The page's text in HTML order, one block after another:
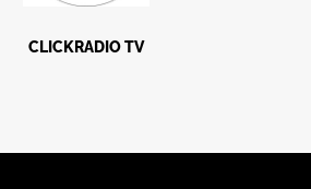
CLICKRADIO TV